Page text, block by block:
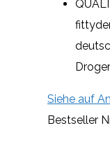
Siehe auf
Bestseller